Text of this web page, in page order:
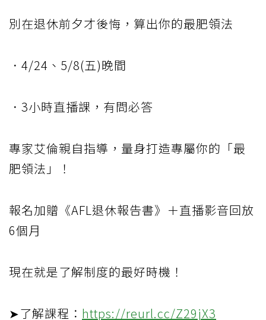
別在退休前夕才後悔，算出你的最肥領法
．4/24、5/8(五)晚間
．3小時直播課，有問必答
專家艾倫親自指導，量身打造專屬你的「最
肥領法」！
報名加贈《AFL退休報告書》＋直播影音回放
6個月
現在就是了解制度的最好時機！
➤了解課程： https://reurl.cc/Z29jX3